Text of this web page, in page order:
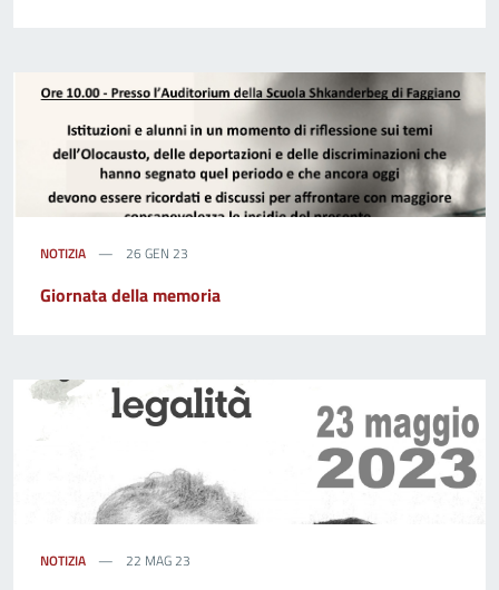
NOTIZIA 26 GEN 23
Giornata della memoria
NOTIZIA 22 MAG 23